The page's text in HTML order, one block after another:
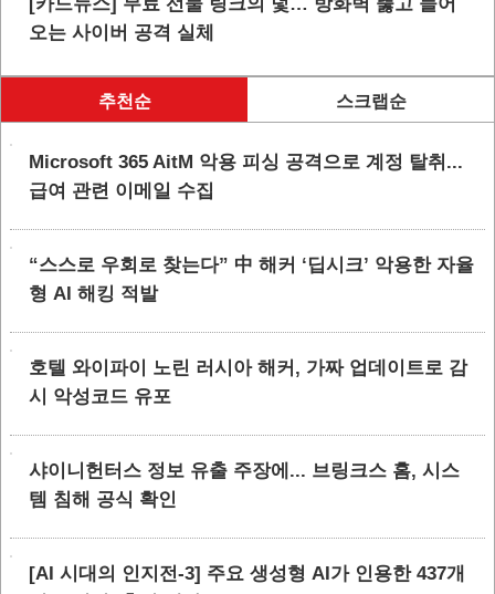
오는 사이버 공격 실체
추천순 스크랩순
Microsoft 365 AitM 악용 피싱 공격으로 계정 탈취...
급여 관련 이메일 수집
“스스로 우회로 찾는다” 中 해커 ‘딥시크’ 악용한 자율
형 AI 해킹 적발
호텔 와이파이 노린 러시아 해커, 가짜 업데이트로 감
시 악성코드 유포
샤이니헌터스 정보 유출 주장에... 브링크스 홈, 시스
템 침해 공식 확인
[AI 시대의 인지전-3] 주요 생성형 AI가 인용한 437개